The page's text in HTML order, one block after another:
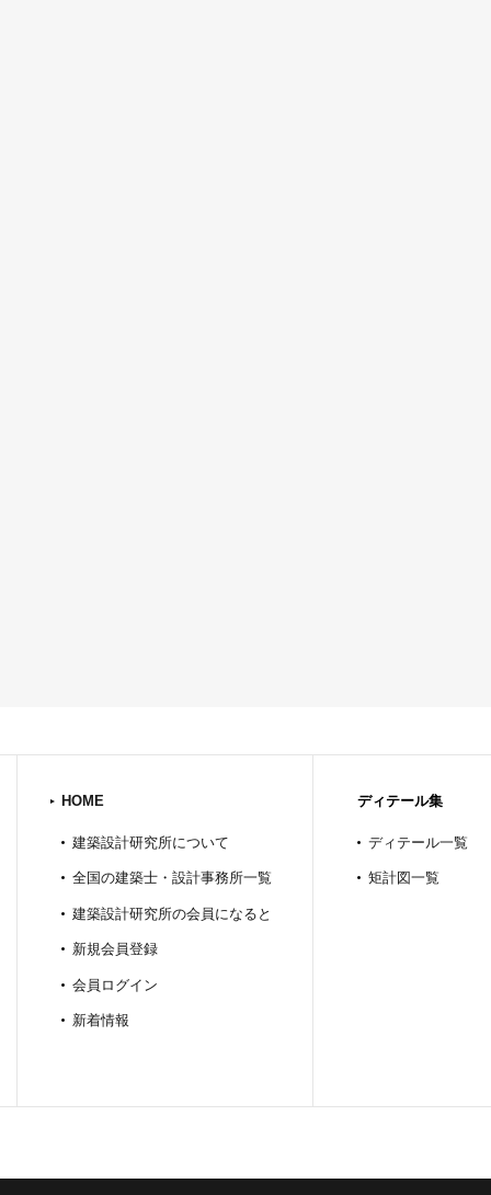
HOME
建築設計研究所について
全国の建築士・設計事務所一覧
建築設計研究所の会員になると
新規会員登録
会員ログイン
新着情報
ディテール集
ディテール一覧
矩計図一覧